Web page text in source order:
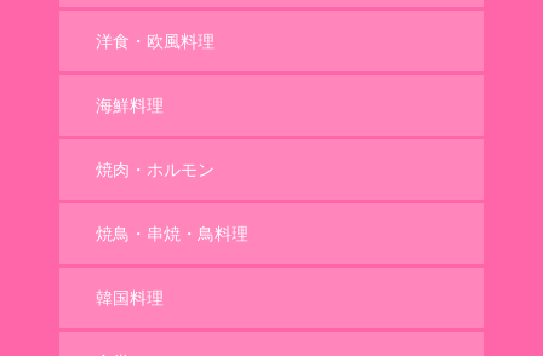
洋食・欧風料理
海鮮料理
焼肉・ホルモン
焼鳥・串焼・鳥料理
韓国料理